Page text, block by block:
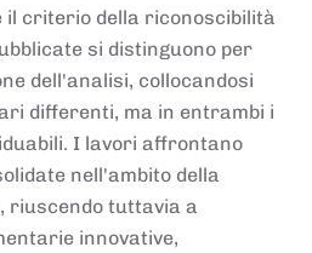
il criterio della riconoscibilità
si distinguono per
dell'analisi, collocandosi
differenti, ma in entrambi i
I lavori affrontano
nell'ambito della
riuscendo tuttavia a
innovative,